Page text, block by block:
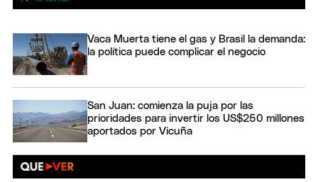
Vaca Muerta tiene el gas y Brasil la demanda:
la política puede complicar el negocio
San Juan: comienza la puja por las
prioridades para invertir los US$250 millones
aportados por Vicuña